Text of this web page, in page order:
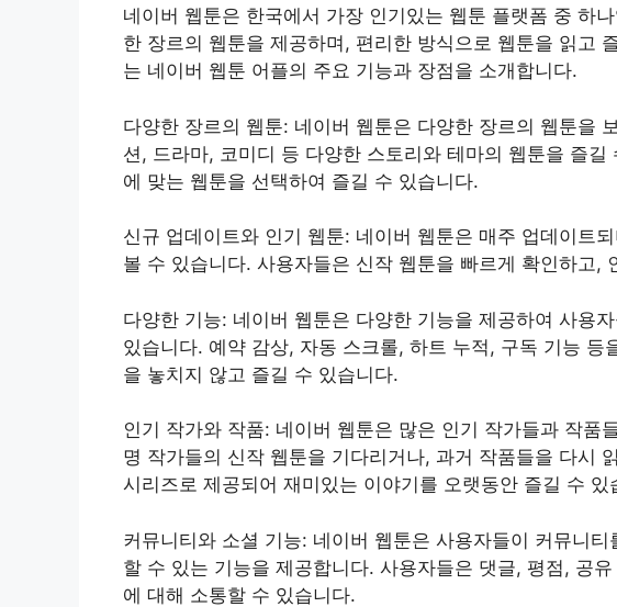
네이버 웹툰은 한국에서 가장 인기있는 웹툰 플랫폼 중 하
한 장르의 웹툰을 제공하며, 편리한 방식으로 웹툰을 읽고
는 네이버 웹툰 어플의 주요 기능과 장점을 소개합니다.
다양한 장르의 웹툰: 네이버 웹툰은 다양한 장르의 웹툰을
션, 드라마, 코미디 등 다양한 스토리와 테마의 웹툰을 즐
에 맞는 웹툰을 선택하여 즐길 수 있습니다.
신규 업데이트와 인기 웹툰: 네이버 웹툰은 매주 업데이트
볼 수 있습니다. 사용자들은 신작 웹툰을 빠르게 확인하고,
다양한 기능: 네이버 웹툰은 다양한 기능을 제공하여 사용
있습니다. 예약 감상, 자동 스크롤, 하트 누적, 구독 기능 등
을 놓치지 않고 즐길 수 있습니다.
인기 작가와 작품: 네이버 웹툰은 많은 인기 작가들과 작품
명 작가들의 신작 웹툰을 기다리거나, 과거 작품들을 다시
시리즈로 제공되어 재미있는 이야기를 오랫동안 즐길 수 있
커뮤니티와 소셜 기능: 네이버 웹툰은 사용자들이 커뮤니
할 수 있는 기능을 제공합니다. 사용자들은 댓글, 평점, 공
에 대해 소통할 수 있습니다.